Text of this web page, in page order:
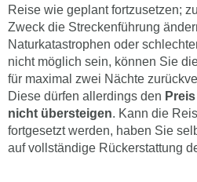
Reise wie geplant fortzusetzen;
Zweck die Streckenführung
Naturkatastrophen oder
nicht möglich sein, können Sie
für maximal zwei Nächte
Diese dürfen allerdings den
nicht übersteigen. Kann die
fortgesetzt werden, haben Sie
auf vollständige Rückerstattung